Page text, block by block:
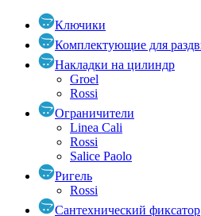
Ключики
Комплектующие для
Накладки на цилиндр
Groel
Rossi
Ограничители
Linea Cali
Rossi
Salice Paolo
Ригель
Rossi
Сантехнический фиксатор